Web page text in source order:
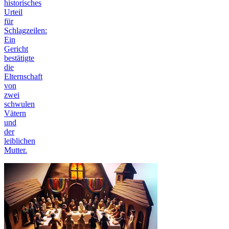
historisches
Urteil
für
Schlagzeilen:
Ein
Gericht
bestätigte
die
Elternschaft
von
zwei
schwulen
Vätern
und
der
leiblichen
Mutter.